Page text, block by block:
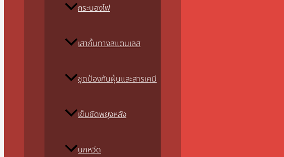
กระบองไฟ
เสากั้นทางสแตนเลส
ชุดป้องกันฝุ่นและสารเคมี
เข็มขัดพยุงหลัง
นกหวีด